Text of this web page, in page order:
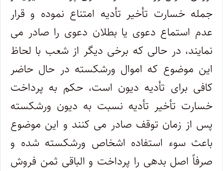
جمله خسارت تأخیر تأدیه امتناع نموده و قرار
عدم استماع دعوی یا بطلان دعوی را صادر می
نمایند، در حالی که برخی دیگر از شعب با لحاظ
این موضوع که اموال ورشکسته در حال حاضر
کافی برای تأدیه دیون است، حکم به پرداخت
خسارت تأخیر تأدیه نسبت به دیون ورشکسته
پس از زمان توقف صادر می کنند و این موضوع
باعث سوء استفاده اشخاص ورشکسته شده و
صرفاً اصل بدهی را پرداخت و الباقی ثمن فروش